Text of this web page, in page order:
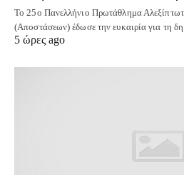
Το 25ο Πανελλήνιο Πρωτάθλημα
(Αποστάσεων) έδωσε την ευκαιρία για τη
5 ώρες ago